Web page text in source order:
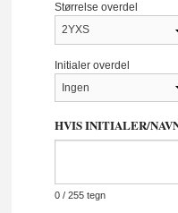
Størrelse overdel
Initialer overdel
HVIS INITIALER/
0 / 255 tegn